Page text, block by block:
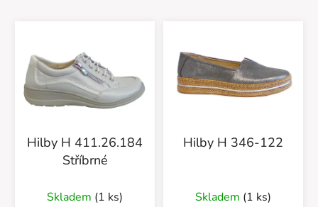
Hilby H 411.26.184
Stříbrné
Skladem (1 ks)
Hilby H 346-122
Skladem (1 ks)